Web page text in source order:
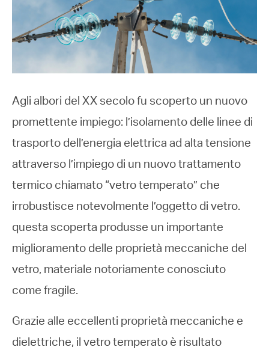
Agli albori del XX secolo fu scoperto un nuovo
promettente impiego: l’isolamento delle linee di
trasporto dell’energia elettrica ad alta tensione
attraverso l’impiego di un nuovo trattamento
termico chiamato “vetro temperato” che
irrobustisce notevolmente l’oggetto di vetro.
questa scoperta produsse un importante
miglioramento delle proprietà meccaniche del
vetro, materiale notoriamente conosciuto
come fragile.
Grazie alle eccellenti proprietà meccaniche e
dielettriche, il vetro temperato è risultato